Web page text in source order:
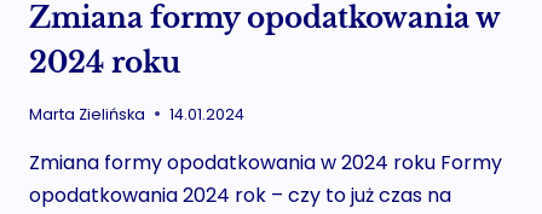
–
ZMIENILI
OPODATKOWANIA
Zmiana formy opodatkowania w
2024 roku
Marta Zielińska 14.01.2024
Zmiana formy opodatkowania w 2024 roku Formy
opodatkowania 2024 rok – czy to już czas na